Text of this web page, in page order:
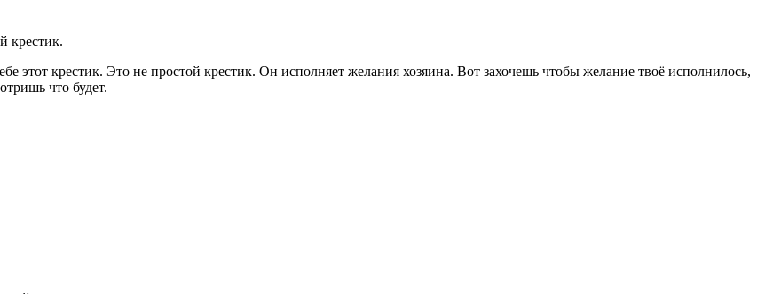
крестик.
этот крестик. Это не простой крестик. Он исполняет желания хозяина. Вот захочешь чтобы желание твоё исполнилось,
что будет.